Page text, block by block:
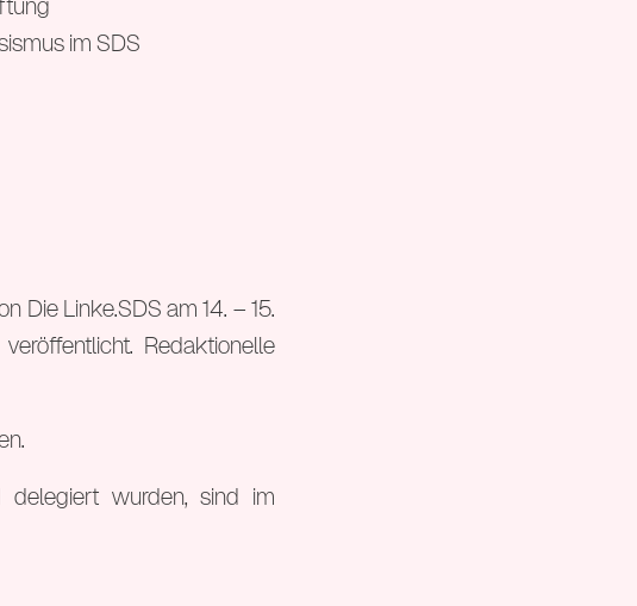
im SDS
Die Linke.SDS am 14. – 15.
Redaktionelle
delegiert wurden, sind im